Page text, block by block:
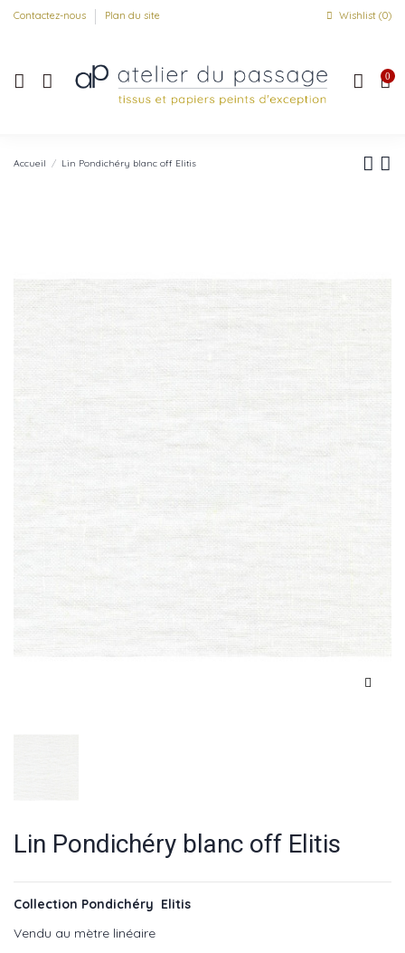
Contactez-nous Plan du site Wishlist (0)
0
Accueil Lin Pondichéry blanc off Elitis
Lin Pondichéry blanc off Elitis
Collection Pondichéry Elitis
Vendu au mètre linéaire